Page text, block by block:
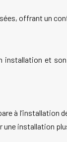
offrant un
et
à
installation